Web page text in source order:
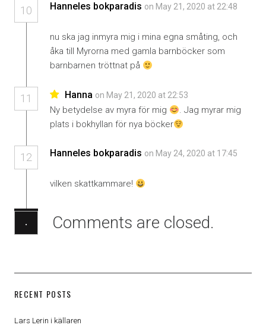
10 Hanneles bokparadis on May 21, 2020 at 22:48
nu ska jag inmyra mig i mina egna småting, och
åka till Myrorna med gamla barnböcker som
barnbarnen tröttnat på
11 Hanna on May 21, 2020 at 22:53
Ny betydelse av myra för mig
. Jag myrar mig
plats i bokhyllan för nya böcker
12 Hanneles bokparadis on May 24, 2020 at 17:45
vilken skattkammare!
· Comments are closed.
RECENT POSTS
Lars Lerin i källaren